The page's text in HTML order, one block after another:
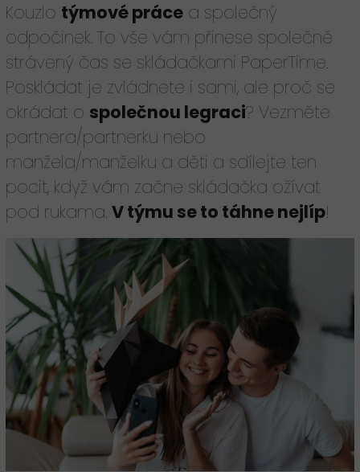
Kouzlo týmové práce a společný
odpočinek. To vše vám přinese společně
strávený čas se skládačkami PaperTime.
Poskládat je zvládnete i sami, ale proč se
okrádat o společnou legraci? Vezměte
partnera/partnerku nebo
manžela/manželku a děti a sdílejte ten
pocit, když vám začne skládačka ožívat
pod rukama. V týmu se to táhne nejlíp!